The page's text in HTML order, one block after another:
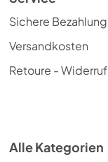
Sichere Bezahlung
Versandkosten
Retoure - Widerruf
Alle Kategorien